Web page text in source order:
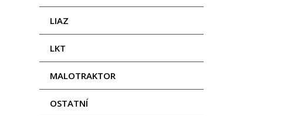
LIAZ
LKT
MALOTRAKTOR
OSTATNÍ